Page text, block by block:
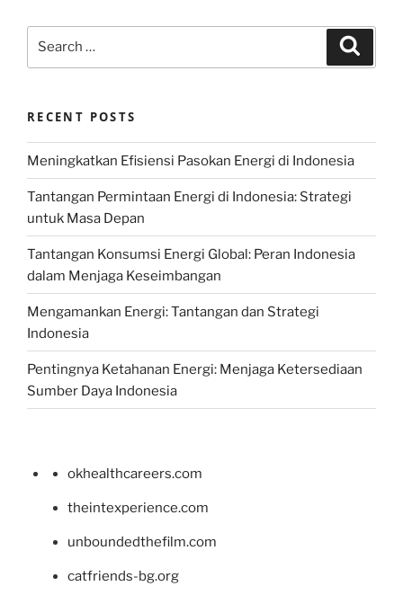
RECENT POSTS
Meningkatkan Efisiensi Pasokan Energi di Indonesia
Tantangan Permintaan Energi di Indonesia: Strategi
untuk Masa Depan
Tantangan Konsumsi Energi Global: Peran Indonesia
dalam Menjaga Keseimbangan
Mengamankan Energi: Tantangan dan Strategi
Indonesia
Pentingnya Ketahanan Energi: Menjaga Ketersediaan
Sumber Daya Indonesia
okhealthcareers.com
theintexperience.com
unboundedthefilm.com
catfriends-bg.org